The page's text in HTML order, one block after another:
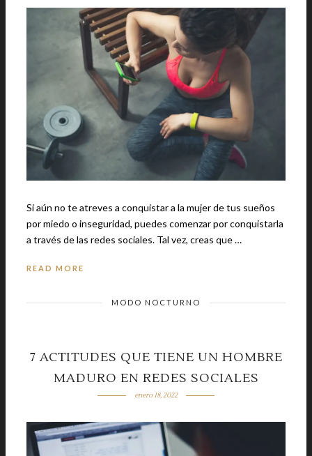
Si aún no te atreves a conquistar a la mujer de tus sueños
por miedo o inseguridad, puedes comenzar por conquistarla
a través de las redes sociales. Tal vez, creas que …
READ MORE
MODO NOCTURNO
7 ACTITUDES QUE TIENE UN HOMBRE
MADURO EN REDES SOCIALES
enero 18, 2022